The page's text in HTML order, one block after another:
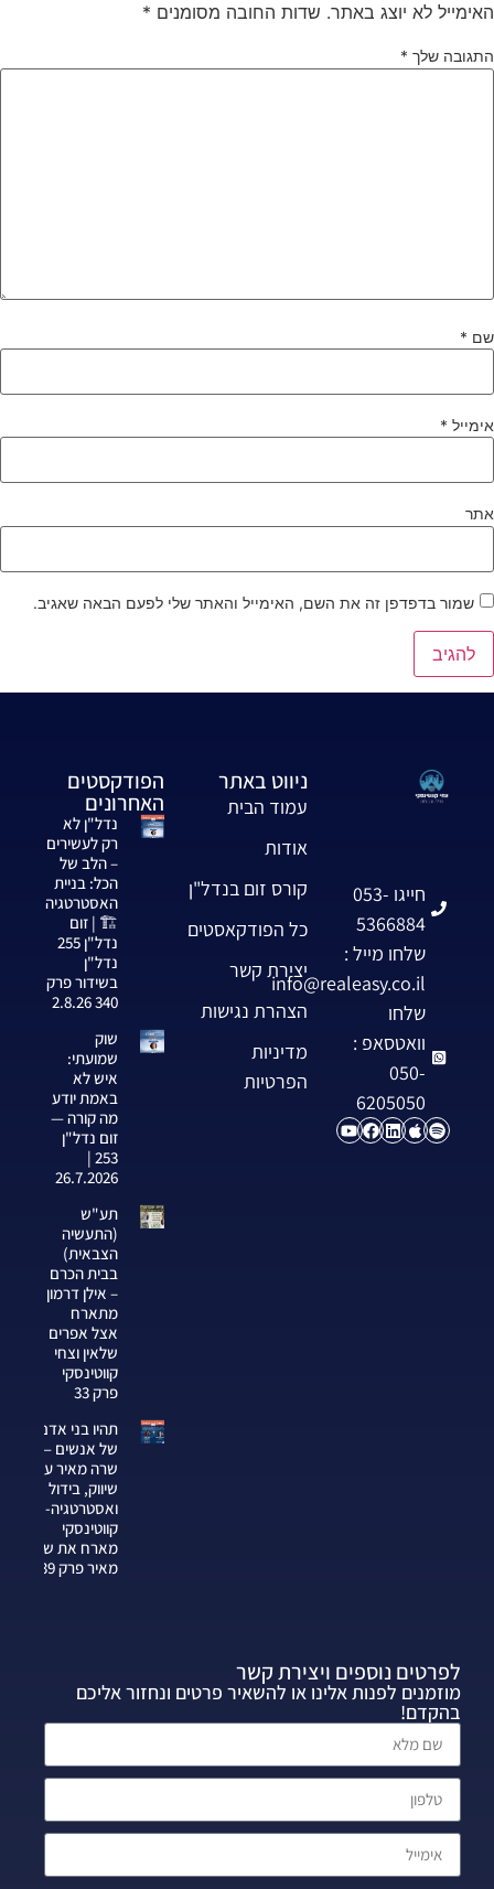
לא יוצג באתר. שדות החובה מסומנים *
שלך *
*
*
שמור בדפדפן זה את השם, האימייל והאתר שלי לפעם הבאה שאגיב.
חייגו 053-
5366884
שלחו מייל :
info@realeasy.co.il
שלחו
וואטסאפ :
050-
6205050
ניווט באתר
עמוד הבית
אודות
קורס זום בנדל"ן
כל הפודקאסטים
יצירת קשר
הצהרת נגישות
מדיניות
הפרטיות
הפודקסטים
האחרונים
נדל"ן לא
רק לעשירים
– הלב של
הכל: בניית
האסטרטגיה
🏗️ | זום
נדל"ן 255
נדל"ן
בשידור פרק
340 2.8.26
שוק
שמועתי:
איש לא
באמת יודע
מה קורה —
זום נדל"ן
253 |
26.7.2026
תע"ש
(התעשיה
הצבאית)
בבית הכרם
– אילן דרמון
מתארח
אצל אפרים
שלאין וצחי
קווטינסקי
פרק 33
תהיו בני אדם
של אנשים —
שרה מאיר על
שיווק, בידול
ואסטרטגיה-צחי
קווטינסקי
מארח את שרה
מאיר פרק 339
לפרטים נוספים ויצירת קשר
מוזמנים לפנות אלינו או להשאיר פרטים ונחזור אליכם
בהקדם!